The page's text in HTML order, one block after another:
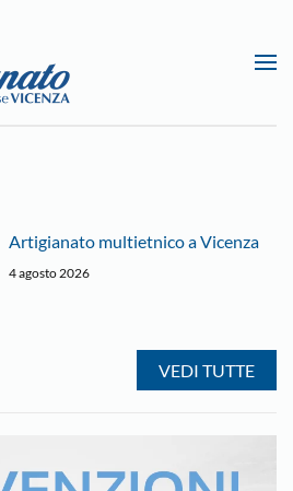
l’hackathon
VEDI TUTTE